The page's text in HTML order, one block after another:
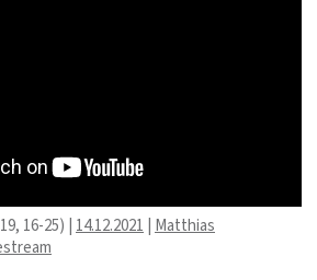
16-25) | 14.12.2021 | Matthias